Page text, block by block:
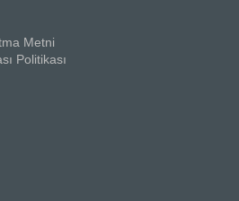
Metni
Politikası